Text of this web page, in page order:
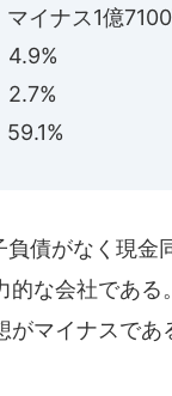
イナス1億7100
4.9%
債がなく現金
な会社であ
マイナスであ